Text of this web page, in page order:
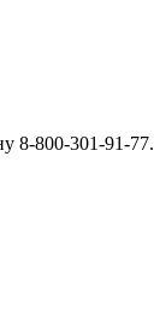
8-800-301-91-77.